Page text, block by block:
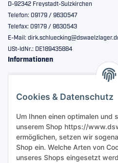
Cookies & Datenschutz
Um Ihnen einen optimalen und
unserem Shop https://
ermöglichen, setzen wir
Shop ein. Welche Arten von
unseres Shops eingesetzt
D-92342 Freystadt-Sulzkirchen
Telefon: 09179 / 9630547
Telefax: 09179 / 9630543
E-Mail:
USt-IdNr.: DE189435884
Informationen
Sicher bestellen